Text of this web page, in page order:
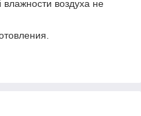
воздуха не